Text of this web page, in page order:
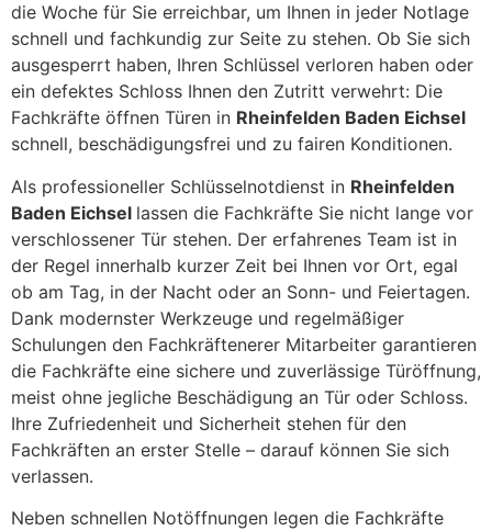
die Woche für Sie erreichbar, um Ihnen in jeder Notlage
schnell und fachkundig zur Seite zu stehen. Ob Sie sich
ausgesperrt haben, Ihren Schlüssel verloren haben oder
ein defektes Schloss Ihnen den Zutritt verwehrt: Die
Fachkräfte öffnen Türen in Rheinfelden Baden Eichsel
schnell, beschädigungsfrei und zu fairen Konditionen.
Als professioneller Schlüsselnotdienst in Rheinfelden
Baden Eichsel lassen die Fachkräfte Sie nicht lange vor
verschlossener Tür stehen. Der erfahrenes Team ist in
der Regel innerhalb kurzer Zeit bei Ihnen vor Ort, egal
ob am Tag, in der Nacht oder an Sonn- und Feiertagen.
Dank modernster Werkzeuge und regelmäßiger
Schulungen den Fachkräftenerer Mitarbeiter garantieren
die Fachkräfte eine sichere und zuverlässige Türöffnung,
meist ohne jegliche Beschädigung an Tür oder Schloss.
Ihre Zufriedenheit und Sicherheit stehen für den
Fachkräften an erster Stelle – darauf können Sie sich
verlassen.
Neben schnellen Notöffnungen legen die Fachkräfte